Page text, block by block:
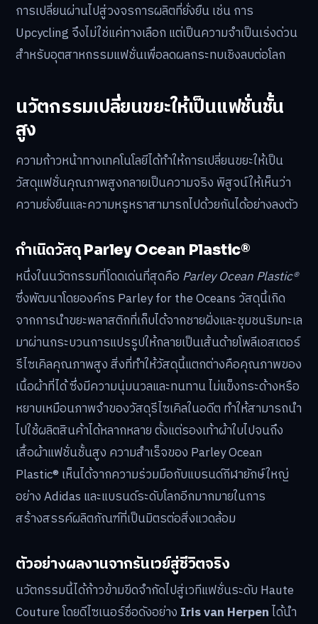
การเปลี่ยนผ่านไปสู่วงจรการผลิตที่ยั่งยืน เช่น การ
Upcycling จึงไม่ใช่แค่ทางเลือก แต่เป็นความจำเป็นเร่งด่วน
สำหรับอุตสาหกรรมแฟชั่นเพื่อลดผลกระทบเชิงลบต่อโลก
นวัตกรรมเปลี่ยนขยะให้เป็นแฟชั่นชั้น
สูง
ความก้าวหน้าทางเทคโนโลยีได้ทำให้การเปลี่ยนขยะให้เป็น
วัสดุแฟชั่นคุณภาพสูงกลายเป็นความจริง พิสูจน์ให้เห็นว่า
ความยั่งยืนและความหรูหราสามารถไปด้วยกันได้อย่างลงตัว
กำเนิดวัสดุ Parley Ocean Plastic®
หนึ่งในนวัตกรรมที่โดดเด่นที่สุดคือ Parley Ocean Plastic®
ซึ่งพัฒนาโดยองค์กร Parley for the Oceans วัสดุนี้เกิด
จากการนำขยะพลาสติกที่เก็บได้จากชายฝั่งและชุมชนริมทะเล
มาผ่านกระบวนการแปรรูปให้กลายเป็นเส้นด้ายโพลีเอสเตอร์
รีไซเคิลคุณภาพสูง สิ่งที่ทำให้วัสดุนี้แตกต่างคือคุณภาพของ
เนื้อผ้าที่ได้ ซึ่งมีความนุ่มนวลและทนทาน ไม่แข็งกระด้างหรือ
หยาบเหมือนภาพจำของวัสดุรีไซเคิลในอดีต ทำให้สามารถนำ
ไปใช้ผลิตสินค้าได้หลากหลาย ตั้งแต่รองเท้าผ้าใบไปจนถึง
เสื้อผ้าแฟชั่นชั้นสูง ความสำเร็จของ Parley Ocean
Plastic® เห็นได้จากความร่วมมือกับแบรนด์กีฬายักษ์ใหญ่
อย่าง Adidas และแบรนด์ระดับโลกอีกมากมายในการ
สร้างสรรค์ผลิตภัณฑ์ที่เป็นมิตรต่อสิ่งแวดล้อม
ตัวอย่างผลงานจากรันเวย์สู่ชีวิตจริง
นวัตกรรมนี้ได้ก้าวข้ามขีดจำกัดไปสู่เวทีแฟชั่นระดับ Haute
Couture โดยดีไซเนอร์ชื่อดังอย่าง Iris van Herpenได้นำ